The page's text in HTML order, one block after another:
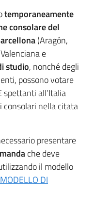
temporaneamente
consolare del
(Aragón,
e
studio, nonché degli
possono votare
spettanti all’Italia
consolari nella citata
presentare
che deve
il modello
DI